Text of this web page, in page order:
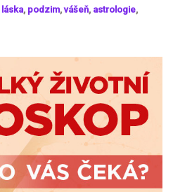
láska, podzim,vášeň, astrologie,